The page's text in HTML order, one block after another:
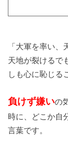
「大軍を率い、
天地が裂けるで
しも心に恥じる
負けず嫌いの
時に、どこか自
言葉です。